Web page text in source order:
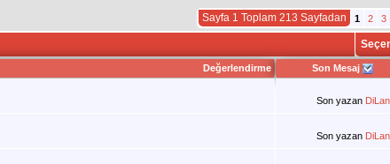
Sayfa 1 Toplam 213 Sayfadan 1 2 3
Değerlendirme Son Mesaj
Son yazan DiLan
Son yazan DiLan